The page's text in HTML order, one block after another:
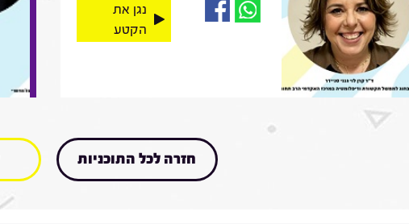
נגן את
הקטע
חזרה לכל התוכניות